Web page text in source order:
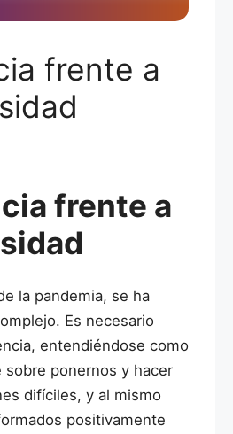
frente a
frente a
la pandemia, se ha
Es necesario
entendiéndose como
sobre ponernos y hacer
difíciles, y al mismo
positivamente